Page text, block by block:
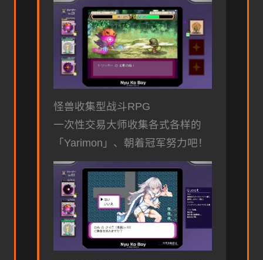
怪兽收集型战斗RPG
一次性交易大师收集各式各样的
「Yarimon」、朝着冠军努力吧！